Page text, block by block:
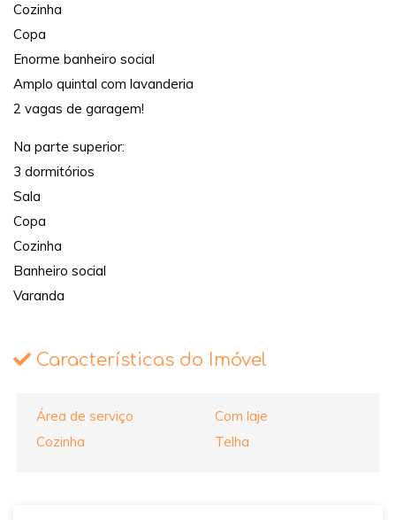
Cozinha
Copa
Enorme banheiro social
Amplo quintal com lavanderia
2 vagas de garagem!
Na parte superior:
3 dormitórios
Sala
Copa
Cozinha
Banheiro social
Varanda
Características do Imóvel
Área de serviço
Com laje
Cozinha
Telha